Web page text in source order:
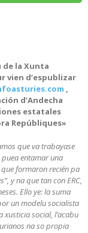
de la Xunta
vien d’espublizar
,
d’Andecha
estatales
Repúbliques»
que va trabayase
puea entamar una
formaron recién pa
y na que tan con ERC,
Ello ye: la suma
un modelu socialista
xusticia social, l’acabu
na so propia